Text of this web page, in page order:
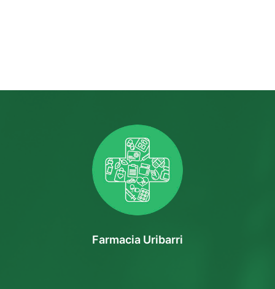
Farmacia Uribarri